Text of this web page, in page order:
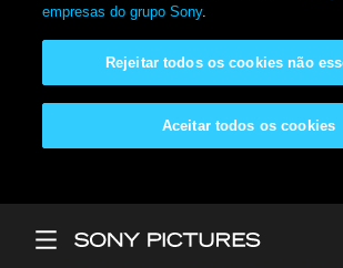
empresas do grupo Sony.
Rejeitar todos os cookies não
Aceitar todos os cookies